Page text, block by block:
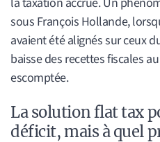
sous François Hollande,
avaient été alignés sur ceux
baisse des recettes fiscales
escomptée.
La solution flat tax
déficit, mais à quel